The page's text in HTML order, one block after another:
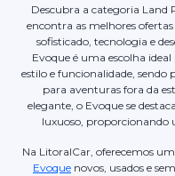
Descubra a categoria Land
encontra as melhores
sofisticado, tecnologia e
Evoque é uma escolha
estilo e funcionalidade,
para aventuras fora da
elegante, o Evoque se
luxuoso, proporcionando
Na LitoralCar, oferecemos
Evoque novos, usados e